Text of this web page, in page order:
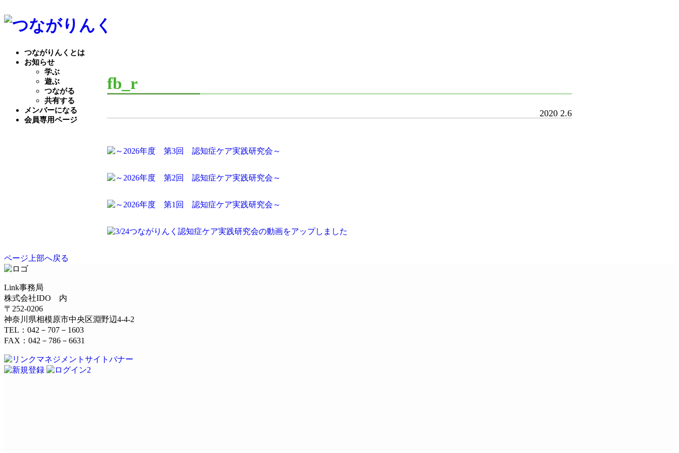
つながりんくとは
お知らせ
学ぶ
遊ぶ
つながる
共有する
メンバーになる
会員専用ページ
fb_r
2020 2.6
ページ上部へ戻る
Link事務局
株式会社IDO 内
〒252-0206
神奈川県相模原市中央区淵野辺4-4-2
TEL：042－707－1603
FAX：042－786－6631